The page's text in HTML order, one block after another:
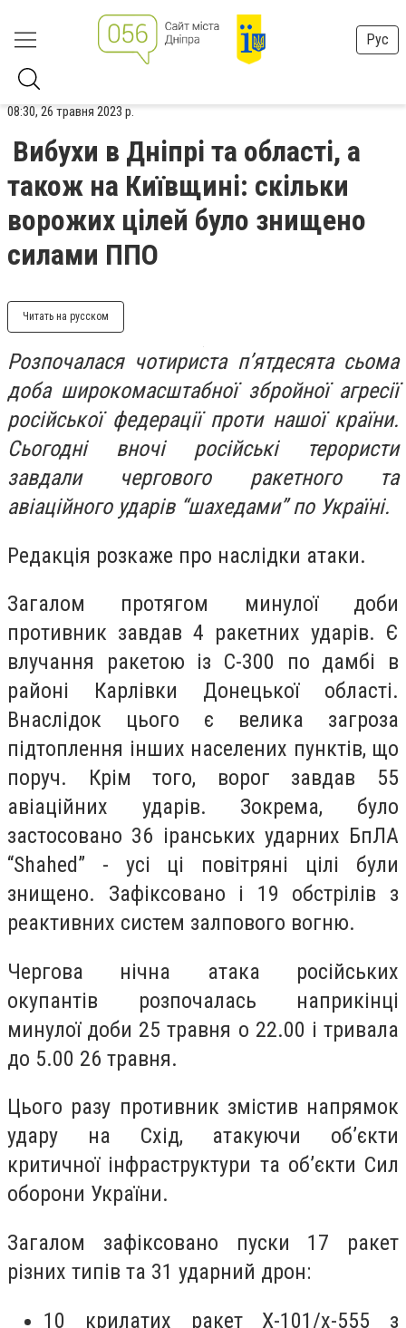
Рус
08:30, 26 травня 2023 р.
Вибухи в Дніпрі та області, а
також на Київщині: скільки
ворожих цілей було знищено
силами ППО
Читать на русском
Розпочалася чотириста п’ятдесята сьома
доба широкомасштабної збройної агресії
російської федерації проти нашої країни.
Сьогодні вночі російські терористи
завдали чергового ракетного та
авіаційного ударів “шахедами” по Україні.
Редакція розкаже про наслідки атаки.
Загалом протягом минулої доби
противник завдав 4 ракетних ударів. Є
влучання ракетою із С-300 по дамбі в
районі Карлівки Донецької області.
Внаслідок цього є велика загроза
підтоплення інших населених пунктів, що
поруч. Крім того, ворог завдав 55
авіаційних ударів. Зокрема, було
застосовано 36 іранських ударних БпЛА
“Shahed” - усі ці повітряні цілі були
знищено. Зафіксовано і 19 обстрілів з
реактивних систем залпового вогню.
Чергова нічна атака російських
окупантів розпочалась наприкінці
минулої доби 25 травня о 22.00 і тривала
до 5.00 26 травня.
Цього разу противник змістив напрямок
удару на Схід, атакуючи об’єкти
критичної інфраструктури та об’єкти Сил
оборони України.
Загалом зафіксовано пуски 17 ракет
різних типів та 31 ударний дрон:
10 крилатих ракет Х-101/х-555 з